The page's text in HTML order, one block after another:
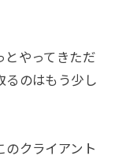
とやってきただ
るのはもう少し
のクライアント